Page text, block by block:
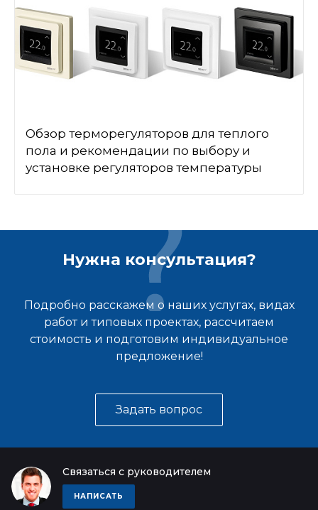
Обзор терморегуляторов для теплого
пола и рекомендации по выбору и
установке регуляторов температуры
Нужна консультация?
Подробно расскажем о наших услугах, видах
работ и типовых проектах, рассчитаем
стоимость и подготовим индивидуальное
предложение!
Задать вопрос
Связаться с руководителем
НАПИСАТЬ